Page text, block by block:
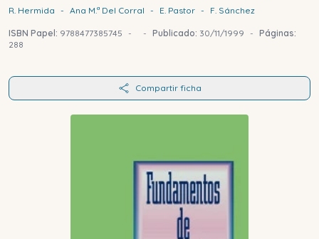
R. Hermida - Ana M.ª Del Corral - E. Pastor - F. Sánchez
ISBN Papel: 9788477385745 - - Publicado: 30/11/1999 - Páginas:
288
Compartir ficha